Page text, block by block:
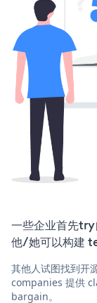
一些企业首先
他/她可以构建
其他人试图找到
companies 提供
bargain。